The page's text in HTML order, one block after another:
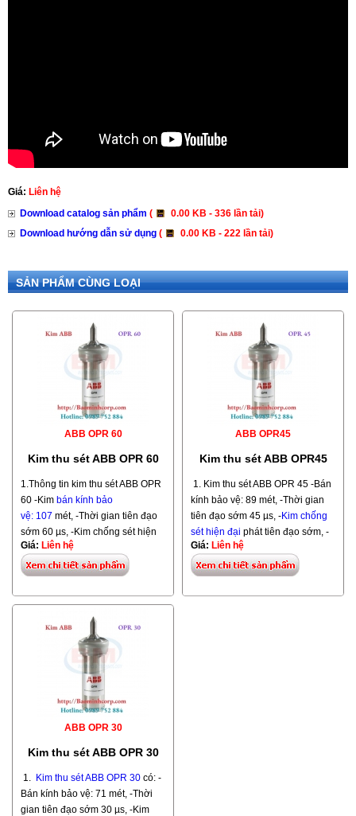
Giá: Liên hệ
Download catalog sản phẩm (
0.00 KB - 336 lần tải)
Download hướng dẫn sử dụng ( 0.00 KB - 222 lần tải)
SẢN PHẨM CÙNG LOẠI
ABB OPR 60
Kim thu sét ABB OPR 60
1.Thông tin kim thu sét ABB OPR
60 -Kim bán kính bảo
vệ: 107 mét, -Thời gian tiên đạo
sớm 60 µs, -Kim chống sét hiện
đại phát tiên đạo sớm, -
Model: OPR 60. Hãng ABB. Xuất
xứ: Pháp
cùng bán kính được nhập khẩu
từ Pháp do hãng Indelec sản
xuất: Kim thu sét ESE PrimeR 60
bán kính bảo vệ: 107 mét
Giá: Liên hệ
ABB OPR45
Kim thu sét ABB OPR45
1. Kim thu sét ABB OPR 45 -Bán
kính bảo vệ: 89 mét, -Thời gian
tiên đạo sớm 45 µs, -Kim chống
sét hiện đại phát tiên đạo sớm, -
Model: OPR 45. Hãng ABB. Xuất
xứ: Pháp
Giá: Liên hệ
ABB OPR 30
Kim thu sét ABB OPR 30
1. Kim thu sét ABB OPR 30 có: -
Bán kính bảo vệ: 71 mét, -Thời
gian tiên đạo sớm 30 µs, -Kim